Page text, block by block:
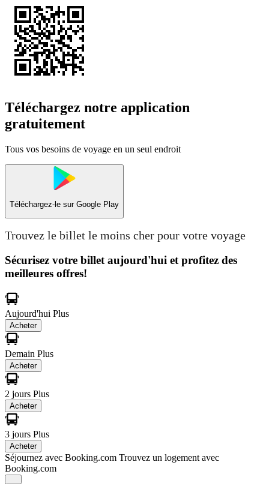
Téléchargez notre application
gratuitement
Tous vos besoins de voyage en un seul endroit
Téléchargez-le sur Google Play
Trouvez le billet le moins cher pour votre voyage
Sécurisez votre billet aujourd'hui et profitez des
meilleures offres!
Aujourd'hui Plus
Acheter
Demain Plus
Acheter
2 jours Plus
Acheter
3 jours Plus
Acheter
Séjournez avec Booking.com Trouvez un logement avec
Booking.com